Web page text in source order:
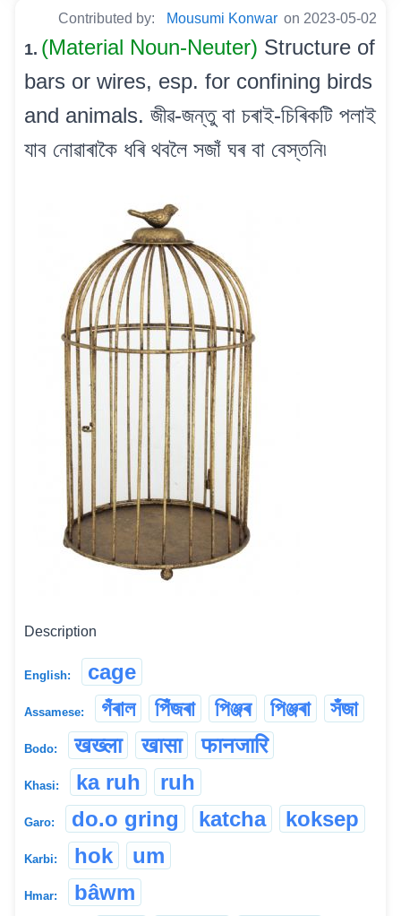
Contributed by: Mousumi Konwar on 2023-05-02
1. (Material Noun-Neuter) Structure of
bars or wires, esp. for confining birds
and animals. জীৱ-জন্তু বা চৰাই-চিৰিকটি পলাই
যাব নোৱাৰাকৈ ধৰি থবলৈ সজাঁ ঘৰ বা বেস্তনি৷
Description
English: cage
Assamese: গঁৰাল পিঁজৰা পিঞ্জৰ পিঞ্জৰা সঁজা
Bodo: खख्ला खासा फानजारि
Khasi: ka ruh ruh
Garo: do.o gring katcha koksep
Karbi: hok um
Hmar: bâwm